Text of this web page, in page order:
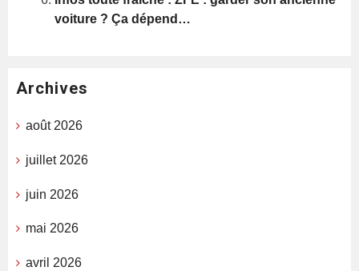
voiture ? Ça dépend…
Archives
août 2026
juillet 2026
juin 2026
mai 2026
avril 2026